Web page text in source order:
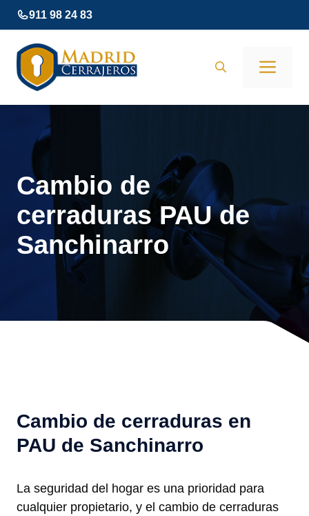
Saltar
al
contenido
911 98 24 83
Cambio de
cerraduras PAU de
Sanchinarro
Cambio de cerraduras en
PAU de Sanchinarro
La seguridad del hogar es una prioridad para
cualquier propietario, y el cambio de cerraduras